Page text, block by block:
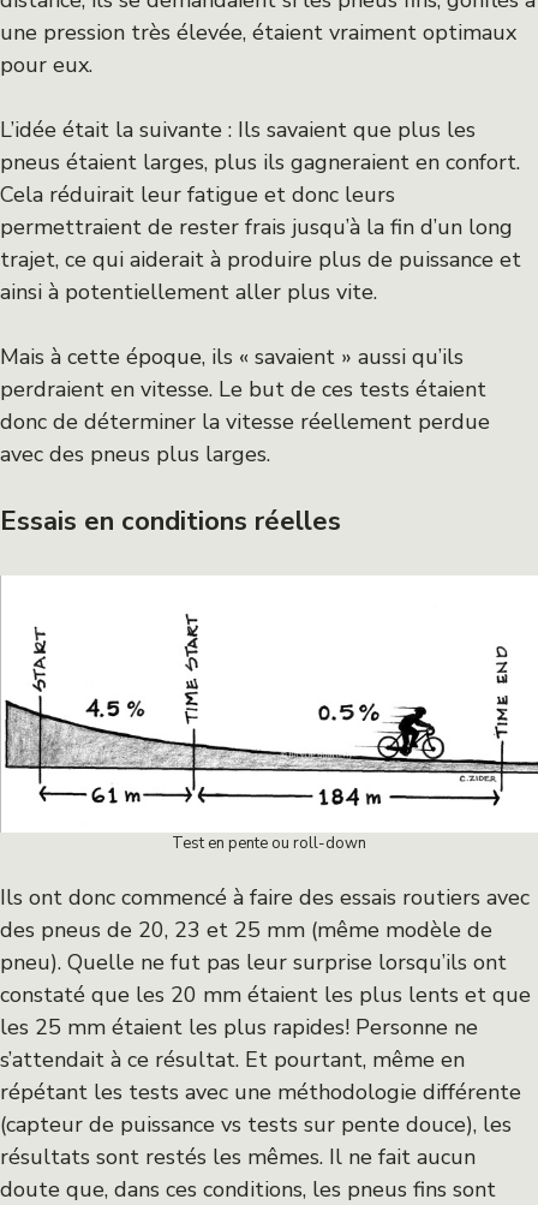
une pression très élevée, étaient vraiment optimaux
pour eux.
L’idée était la suivante : Ils savaient que plus les
pneus étaient larges, plus ils gagneraient en confort.
Cela réduirait leur fatigue et donc leurs
permettraient de rester frais jusqu’à la fin d’un long
trajet, ce qui aiderait à produire plus de puissance et
ainsi à potentiellement aller plus vite.
Mais à cette époque, ils « savaient » aussi qu’ils
perdraient en vitesse. Le but de ces tests étaient
donc de déterminer la vitesse réellement perdue
avec des pneus plus larges.
Essais en conditions réelles
Test en pente ou roll-down
Ils ont donc commencé à faire des essais routiers avec
des pneus de 20, 23 et 25 mm (même modèle de
pneu). Quelle ne fut pas leur surprise lorsqu’ils ont
constaté que les 20 mm étaient les plus lents et que
les 25 mm étaient les plus rapides! Personne ne
s’attendait à ce résultat. Et pourtant, même en
répétant les tests avec une méthodologie différente
(capteur de puissance vs tests sur pente douce), les
résultats sont restés les mêmes. Il ne fait aucun
doute que, dans ces conditions, les pneus fins sont